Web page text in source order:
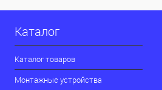
Каталог
Каталог товаров
Монтажные устройства